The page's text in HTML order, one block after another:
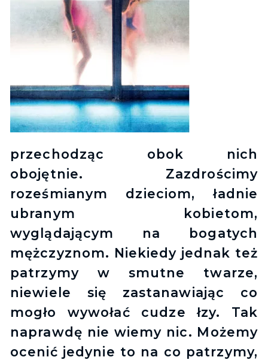
przechodząc obok nich
obojętnie. Zazdrościmy
roześmianym dzieciom, ładnie
ubranym kobietom,
wyglądającym na bogatych
mężczyznom. Niekiedy jednak też
patrzymy w smutne twarze,
niewiele się zastanawiając co
mogło wywołać cudze łzy. Tak
naprawdę nie wiemy nic. Możemy
ocenić jedynie to na co patrzymy,